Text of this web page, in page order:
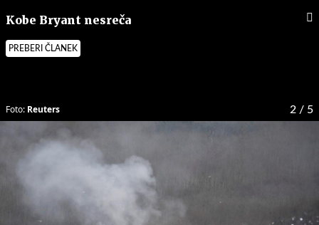
Kobe Bryant nesreča
PREBERI ČLANEK
2 / 5
Foto: Reuters